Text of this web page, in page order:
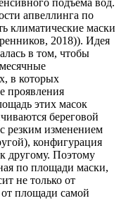
подъема вод.
апвеллинга по
маски
2018)). Идея
в том, чтобы
в которых
проявления
этих масок
береговой
резким изменением
конфигурация
другому. Поэтому
по площади маски,
не только от
площади самой